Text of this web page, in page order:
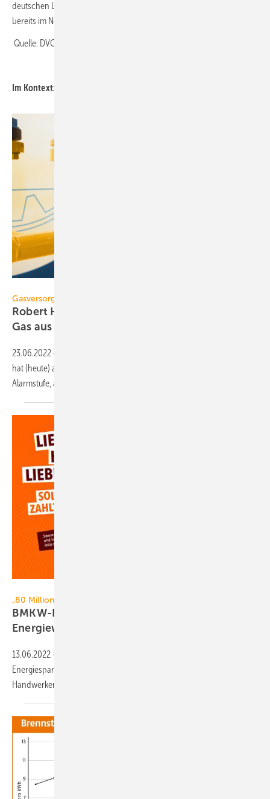
deutschen Leitungssystems ertüchtigt werden, was durch die Branche
bereits im Netzentwicklungsplan mitgedacht wurde. ■
Quelle: DVGW / fl
Im Kontext:
Gasversorgungskrise
Robert Habeck ruft Alarmstufe des Notfallplans
Gas aus
23.06.2022 -
hat (heute) am 23. Juni 2022 die zweite Stufe des Notfallplans Gas, die
Alarmstufe, ausgerufen.
„80 Millionen gemeinsam für Energiewechsel“
BMKW-Kampagne: So kann jeder Einzelne zur
Energiewende
13.06.2022 -
Energiesparen auf. Der Beitrag listet die für Planer und SHK-
Handwerker relevanten empfohlenen